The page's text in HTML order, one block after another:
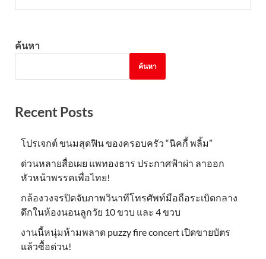
ค้นหา
ค้นหา
Recent Posts
โปรเจกต์ ขนมสุดฟิน ของครอบครัว “นิคกี้ พลิ้ม”
ด่วนหลายสื่อเผย แพทองธาร ประกาศฟ้าผ่า ลาออก
หัวหน้าพรรคเพื่อไทย!
กล้องวงจรปิดจับภาพวินาทีโทรศัพท์มือถือระเบิดกลาง
ดึกในห้องนอนลูกวัย 10 ขวบ และ 4 ขวบ
งานนี้หนุ่มห้ามพลาด puzzy fire concert เปิดขายบัตร
แล้วซื้อด่วน!